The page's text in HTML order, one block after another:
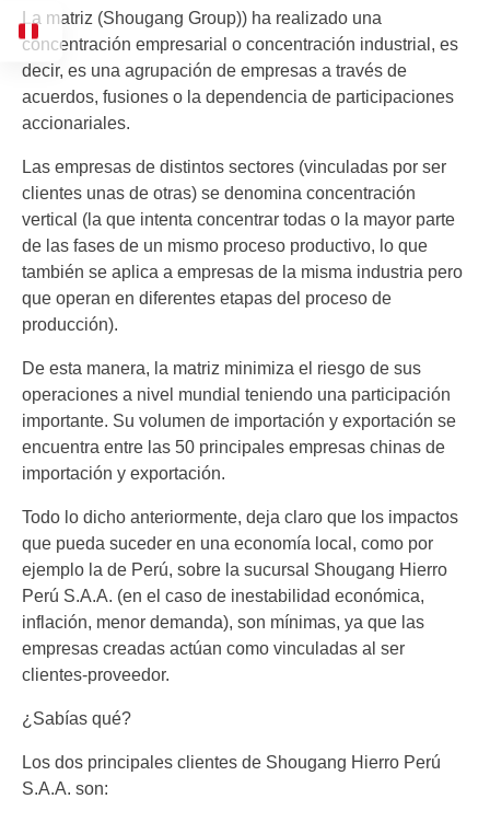
La matriz (Shougang Group)) ha realizado una
concentración empresarial o concentración industrial, es
decir, es una agrupación de empresas a través de
acuerdos, fusiones o la dependencia de participaciones
accionariales.
Las empresas de distintos sectores (vinculadas por ser
clientes unas de otras) se denomina concentración
vertical (la que intenta concentrar todas o la mayor parte
de las fases de un mismo proceso productivo, lo que
también se aplica a empresas de la misma industria pero
que operan en diferentes etapas del proceso de
producción).
De esta manera, la matriz minimiza el riesgo de sus
operaciones a nivel mundial teniendo una participación
importante. Su volumen de importación y exportación se
encuentra entre las 50 principales empresas chinas de
importación y exportación.
Todo lo dicho anteriormente, deja claro que los impactos
que pueda suceder en una economía local, como por
ejemplo la de Perú, sobre la sucursal Shougang Hierro
Perú S.A.A. (en el caso de inestabilidad económica,
inflación, menor demanda), son mínimas, ya que las
empresas creadas actúan como vinculadas al ser
clientes-proveedor.
¿Sabías qué?
Los dos principales clientes de Shougang Hierro Perú
S.A.A. son: